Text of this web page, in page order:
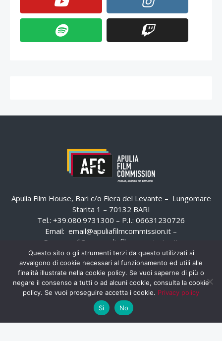
Apulia Film House, Bari c/o Fiera del Levante – Lungomare
Starita 1 – 70132 BARI
Tel.: +39.080.9731300 – P.I.: 06631230726
Email: email@apuliafilmcommission.it –
Pec:
email@pec.apuliafilmcommission.it
Questo sito o gli strumenti terzi da questo utilizzati si
avvalgono di cookie necessari al funzionamento ed utili alle
finalità illustrate nella cookie policy. Se vuoi saperne di più o
negare il consenso a tutti o ad alcuni cookie, consulta la cookie
policy. Se vuoi proseguire accetta i cookie. Privacy policy
Si
No